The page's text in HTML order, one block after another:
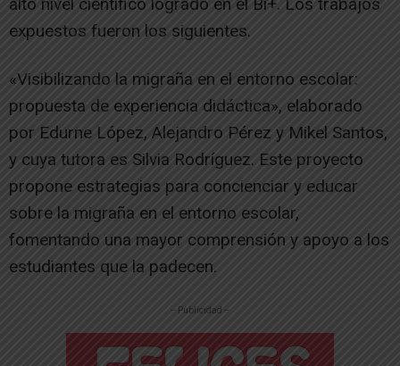
expuestos fueron los siguientes.
«Visibilizando la migraña en el entorno escolar:
propuesta de experiencia didáctica», elaborado
por Edurne López, Alejandro Pérez y Mikel Santos,
y cuya tutora es Silvia Rodríguez. Este proyecto
propone estrategias para concienciar y educar
sobre la migraña en el entorno escolar,
fomentando una mayor comprensión y apoyo a los
estudiantes que la padecen.
-- Publicidad --